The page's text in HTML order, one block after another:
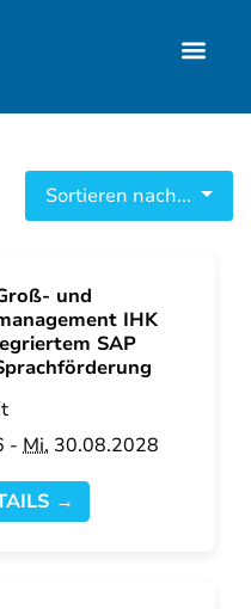
Sortieren nach...
und
IHK
SAP
-Mi. 30.08.2028
→